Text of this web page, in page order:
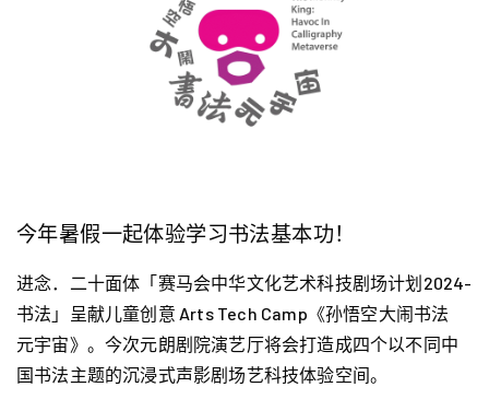
今年暑假一起体验学习书法基本功！
进念．二十面体「赛马会中华文化艺术科技剧场计划2024-
书法」呈献儿童创意 Arts Tech Camp《孙悟空大闹书法
元宇宙》。今次元朗剧院演艺厅将会打造成四个以不同中
国书法主题的沉浸式声影剧场艺科技体验空间。